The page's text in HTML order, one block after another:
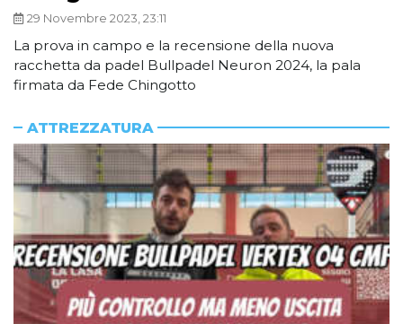
29 Novembre 2023, 23:11
La prova in campo e la recensione della nuova
racchetta da padel Bullpadel Neuron 2024, la pala
firmata da Fede Chingotto
ATTREZZATURA